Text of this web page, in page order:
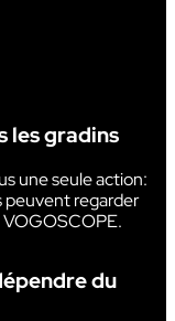
les gradins
une seule action:
peuvent regarder
VOGOSCOPE.
du